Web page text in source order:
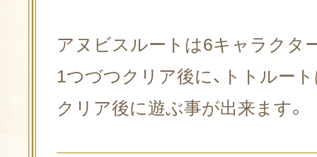
アヌビスルートは6キャラクタ
1つづつクリア後に、トトルー
クリア後に遊ぶ事が出来ます。